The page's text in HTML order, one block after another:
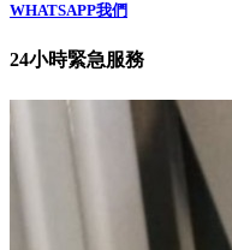
WHATSAPP我們
24小時緊急服務